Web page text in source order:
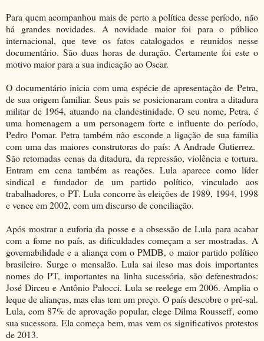
Para quem acompanhou mais de perto a política desse período, não
há grandes novidades. A novidade maior foi para o público
internacional, que teve os fatos catalogados e reunidos nesse
documentário. São duas horas de duração. Certamente foi este o
motivo maior para a sua indicação ao Oscar.
O documentário inicia com uma espécie de apresentação de Petra,
de sua origem familiar. Seus pais se posicionaram contra a ditadura
militar de 1964, atuando na clandestinidade. O seu nome, Petra, é
uma homenagem a um personagem forte e influente do período,
Pedro Pomar. Petra também não esconde a ligação de sua família
com uma das maiores construtoras do país: A Andrade Gutierrez.
São retomadas cenas da ditadura, da repressão, violência e tortura.
Entram em cena também as reações. Lula aparece como líder
sindical e fundador de um partido político, vinculado aos
trabalhadores, o PT. Lula concorre às eleições de 1989, 1994, 1998
e vence em 2002, com um discurso de conciliação.
Após mostrar a euforia da posse e a obsessão de Lula para acabar
com a fome no país, as dificuldades começam a ser mostradas. A
governabilidade e a aliança com o PMDB, o maior partido político
brasileiro. Surge o mensalão. Lula sai ileso mas dois importantes
nomes do PT, importantes na linha sucessória, são defenestrados:
José Dirceu e Antônio Palocci. Lula se reelege em 2006. Amplia o
leque de alianças, mas elas tem um preço. O país descobre o pré-sal.
Lula, com 87% de aprovação popular, elege Dilma Rousseff, como
sua sucessora. Ela começa bem, mas vem os significativos protestos
de 2013.